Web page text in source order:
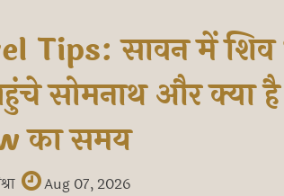
Tips: सावन में शिव
सोमनाथ और क्या
का समय
Aug 07, 2026